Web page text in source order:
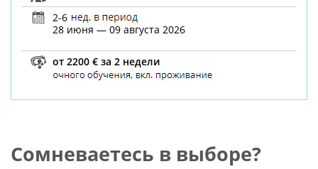
2-6
28 июня — 09 августа 2026
от 2200 € за 2 недели
Сомневаетесь в выборе?